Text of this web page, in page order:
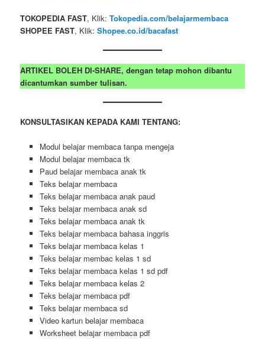
TOKOPEDIA FAST, Klik:Tokopedia.com/belajarmembaca
SHOPEE FAST, Klik:Shopee.co.id/bacafast
ARTIKEL BOLEH DI-SHARE, dengan tetap mohon dibantu
dicantumkan sumber tulisan.
KONSULTASIKAN KEPADA KAMI TENTANG:
Modul belajar membaca tanpa mengeja
Modul belajar membaca tk
Paud belajar membaca anak tk
Teks belajar membaca
Teks belajar membaca anak paud
Teks belajar membaca anak sd
Teks belajar membaca anak tk
Teks belajar membaca bahasa inggris
Teks belajar membaca kelas 1
Teks belajar membac kelas 1 sd
Teks belajar membaca kelas 1 sd pdf
Teks belajar membaca kelas 2
Teks belajar membaca pdf
Teks belajar membaca sd
Video kartun belajar membaca
Worksheet belajar membaca pdf